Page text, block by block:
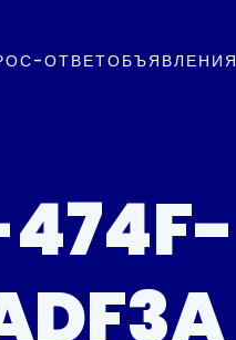
ОТВЕТОБЪЯВЛЕНИЯ
474F-